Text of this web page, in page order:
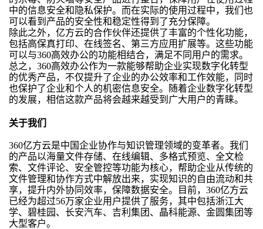
中的信息安全和隐私保护。而在实际的使用过程中，我们也
可以看到产品的安全性和稳定性得到了充分保障。
除此之外，亿方云的合作伙伴还提供了丰富的个性化功能，
包括高保真打印、在线签名、第三方应用扩展等。这些功能
可以与360高效办公的功能相结合，满足不同用户的需求。
总之，360高效办公作为一款能够帮助企业实现数字化转型
的优秀产品，不仅提升了企业的办公效率和工作效能，同时
也保护了企业和个人的机密信息安全。随着企业数字化转型
的发展，相信这款产品将会越来越受到广大用户的青睐。
关于我们
360亿方云是中国企业协作与知识管理领域的变革者。我们
的产品以海量文件存储、在线编辑、多格式预览、全文检
索、文件评论、安全管控等功能为核心，帮助企业从传统的
文件管理和协作方式中解放出来，实现知识的自由流动和共
享，提升内外协同效率，保障数据安全。目前，360亿方云
已经为超过56万家企业用户提供了服务，其中包括浙江大
学、碧桂园、长安汽车、吉利集团、晶科能源、金圆集团等
大型客户。